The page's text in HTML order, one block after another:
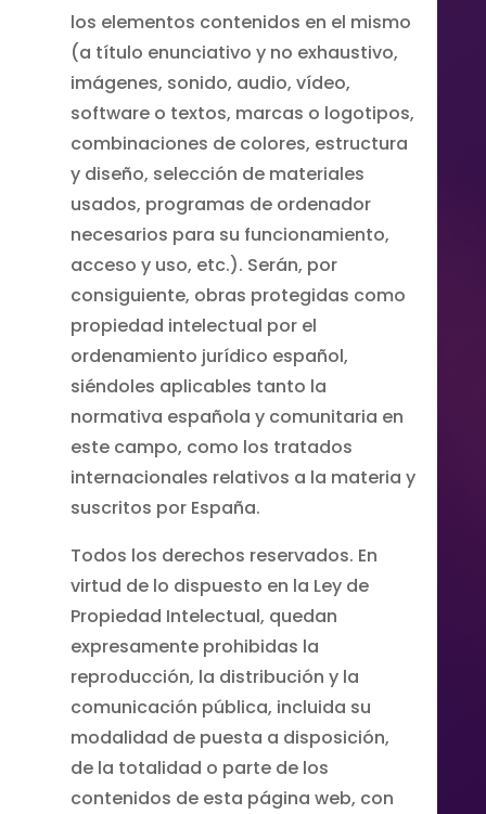
los elementos contenidos en el mismo
(a título enunciativo y no exhaustivo,
imágenes, sonido, audio, vídeo,
software o textos, marcas o logotipos,
combinaciones de colores, estructura
y diseño, selección de materiales
usados, programas de ordenador
necesarios para su funcionamiento,
acceso y uso, etc.). Serán, por
consiguiente, obras protegidas como
propiedad intelectual por el
ordenamiento jurídico español,
siéndoles aplicables tanto la
normativa española y comunitaria en
este campo, como los tratados
internacionales relativos a la materia y
suscritos por España.
Todos los derechos reservados. En
virtud de lo dispuesto en la Ley de
Propiedad Intelectual, quedan
expresamente prohibidas la
reproducción, la distribución y la
comunicación pública, incluida su
modalidad de puesta a disposición,
de la totalidad o parte de los
contenidos de esta página web, con